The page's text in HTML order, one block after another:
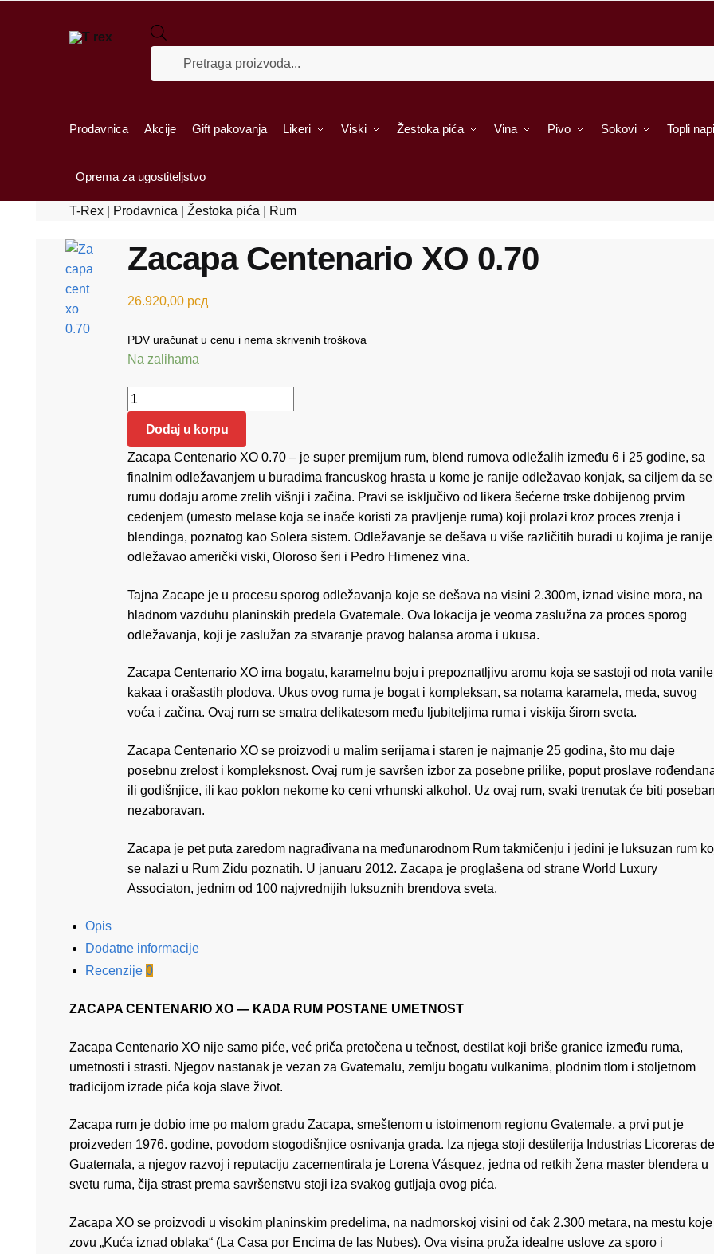
Prodavnica Akcije Gift pakovanja Likeri Viski Žestoka pića Vina Pivo Sokovi Topli
Oprema za ugostiteljstvo
T-Rex Prodavnica Žestoka pića Rum
Zacapa Centenario XO 0.70
26.920,00 рсд
PDV uračunat u cenu i nema skrivenih troškova
Na zalihama
Zacapa Centenario XO 0.70 količina
Dodaj u korpu
Zacapa Centenario XO 0.70 – je super premijum rum, blend rumova odležalih između 6 i 25 godine, sa
finalnim odležavanjem u buradima francuskog hrasta u kome je ranije odležavao konjak, sa ciljem da se
rumu dodaju arome zrelih višnji i začina. Pravi se isključivo od likera šećerne trske dobijenog prvim
ceđenjem (umesto melase koja se inače koristi za pravljenje ruma) koji prolazi kroz proces zrenja i
blendinga, poznatog kao Solera sistem. Odležavanje se dešava u više različitih buradi u kojima je ranije
odležavao američki viski, Oloroso šeri i Pedro Himenez vina.
Tajna Zacape je u procesu sporog odležavanja koje se dešava na visini 2.300m, iznad visine mora, na
hladnom vazduhu planinskih predela Gvatemale. Ova lokacija je veoma zaslužna za proces sporog
odležavanja, koji je zaslužan za stvaranje pravog balansa aroma i ukusa.
Zacapa Centenario XO ima bogatu, karamelnu boju i prepoznatljivu aromu koja se sastoji od nota
kakaa i orašastih plodova. Ukus ovog ruma je bogat i kompleksan, sa notama karamela, meda, suvog
voća i začina. Ovaj rum se smatra delikatesom među ljubiteljima ruma i viskija širom sveta.
Zacapa Centenario XO se proizvodi u malim serijama i staren je najmanje 25 godina, što mu daje
posebnu zrelost i kompleksnost. Ovaj rum je savršen izbor za posebne prilike, poput proslave
ili godišnjice, ili kao poklon nekome ko ceni vrhunski alkohol. Uz ovaj rum, svaki trenutak će biti
nezaboravan.
Zacapa je pet puta zaredom nagrađivana na međunarodnom Rum takmičenju i jedini je luksuzan rum
se nalazi u Rum Zidu poznatih. U januaru 2012. Zacapa je proglašena od strane World Luxury
Associaton, jednim od 100 najvrednijih luksuznih brendova sveta.
Opis
Dodatne informacije
Recenzije 0
ZACAPA CENTENARIO XO — KADA RUM POSTANE UMETNOST
Zacapa Centenario XO nije samo piće, već priča pretočena u tečnost, destilat koji briše granice između ruma,
umetnosti i strasti. Njegov nastanak je vezan za Gvatemalu, zemlju bogatu vulkanima, plodnim tlom i stoljetnom
tradicijom izrade pića koja slave život.
Zacapa rum je dobio ime po malom gradu Zacapa, smeštenom u istoimenom regionu Gvatemale, a prvi put je
proizveden 1976. godine, povodom stogodišnjice osnivanja grada. Iza njega stoji destilerija Industrias Licoreras de
Guatemala, a njegov razvoj i reputaciju zacementirala je Lorena Vásquez, jedna od retkih žena master blendera u
svetu ruma, čija strast prema savršenstvu stoji iza svakog gutljaja ovog pića.
Zacapa XO se proizvodi u visokim planinskim predelima, na nadmorskoj visini od čak 2.300 metara, na mestu koje
zovu „Kuća iznad oblaka“ (La Casa por Encima de las Nubes). Ova visina pruža idealne uslove za sporo i